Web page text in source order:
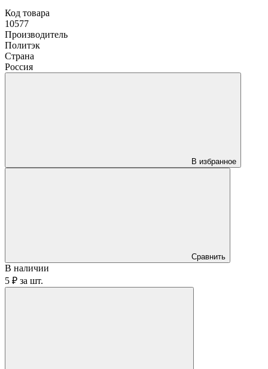
Код товара
10577
Производитель
Политэк
Страна
Россия
В избранное
Сравнить
В наличии
5 ₽ за шт.